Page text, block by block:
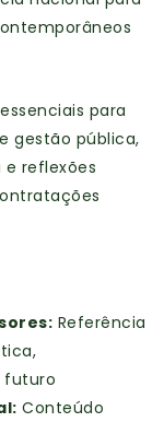
para
gestão pública,
reflexões
Referência
futuro
Conteúdo